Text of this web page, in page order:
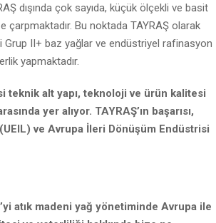
dışında çok sayıda, küçük ölçekli ve basit
Bu noktada TAYRAŞ olarak
II+ baz yağlar ve endüstriyel rafinasyon
yapmaktadır.
teknik alt yapı, teknoloji ve ürün kalitesi
yer alıyor. TAYRAŞ’ın başarısı,
ve Avrupa İleri Dönüşüm Endüstrisi
atık madeni yağ yönetiminde Avrupa ile